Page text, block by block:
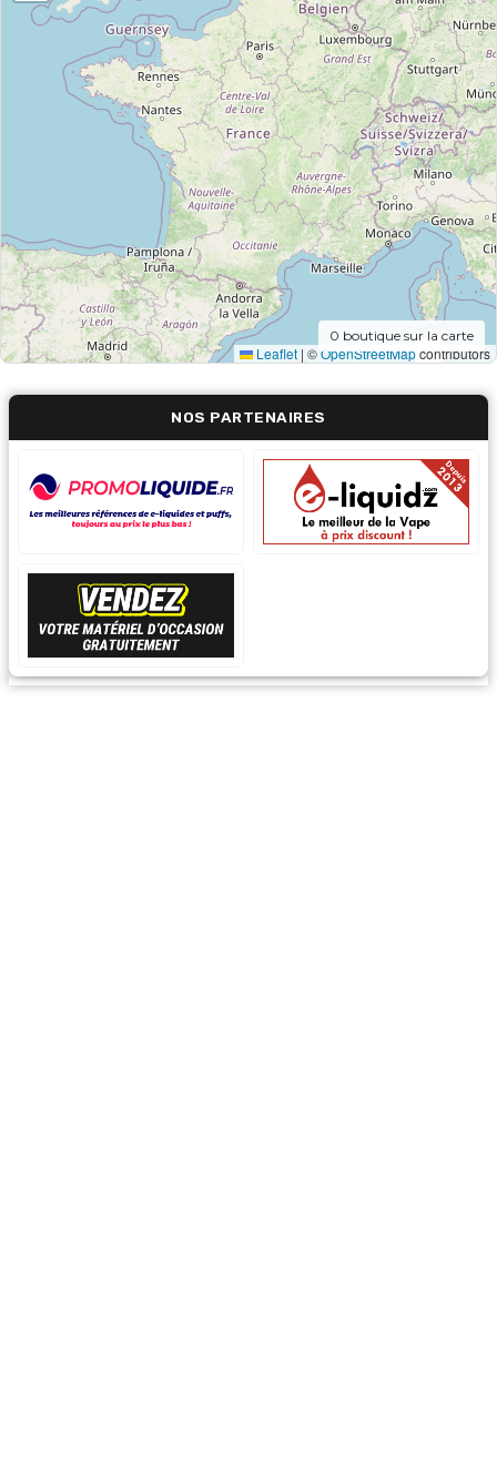
Leaflet | ©OpenStreetMapcontributors
0 boutique sur la carte
NOS PARTENAIRES